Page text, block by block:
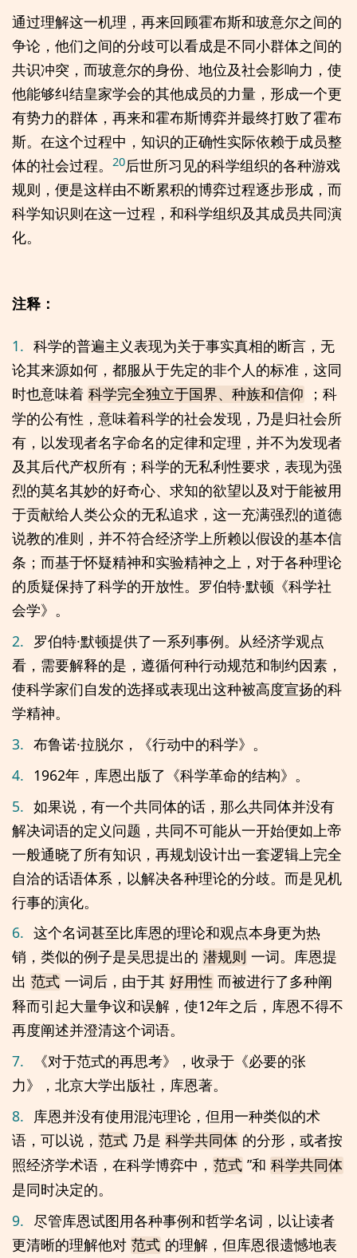
通过理解这一机理，再来回顾霍布斯和玻意尔之间的
争论，他们之间的分歧可以看成是不同小群体之间的
共识冲突，而玻意尔的身份、地位及社会影响力，使
他能够纠结皇家学会的其他成员的力量，形成一个更
有势力的群体，再来和霍布斯博弈并最终打败了霍布
斯。在这个过程中，知识的正确性实际依赖于成员整
体的社会过程。
20后世所习见的科学组织的各种游戏
规则，便是这样由不断累积的博弈过程逐步形成，而
科学知识则在这一过程，和科学组织及其成员共同演
化。
注释：
1. 科学的普遍主义表现为关于事实真相的断言，无
论其来源如何，都服从于先定的非个人的标准，这同
时也意味着 科学完全独立于国界、种族和信仰
；科
学的公有性，意味着科学的社会发现，乃是归社会所
有，以发现者名字命名的定律和定理，并不为发现者
及其后代产权所有；科学的无私利性要求，表现为强
烈的莫名其妙的好奇心、求知的欲望以及对于能被用
于贡献给人类公众的无私追求，这一充满强烈的道德
说教的准则，并不符合经济学上所赖以假设的基本信
条；而基于怀疑精神和实验精神之上，对于各种理论
的质疑保持了科学的开放性。罗伯特·默顿《科学社
会学》。
2. 罗伯特·默顿提供了一系列事例。从经济学观点
看，需要解释的是，遵循何种行动规范和制约因素，
使科学家们自发的选择或表现出这种被高度宣扬的科
学精神。
3. 布鲁诺·拉脱尔，《行动中的科学》。
4. 1962年，库恩出版了《科学革命的结构》。
5. 如果说，有一个共同体的话，那么共同体并没有
解决词语的定义问题，共同不可能从一开始便如上帝
一般通晓了所有知识，再规划设计出一套逻辑上完全
自洽的话语体系，以解决各种理论的分歧。而是见机
行事的演化。
6. 这个名词甚至比库恩的理论和观点本身更为热
销，类似的例子是吴思提出的 潜规则 一词。库恩提
出 范式 一词后，由于其 好用性 而被进行了多种阐
释而引起大量争议和误解，使12年之后，库恩不得不
再度阐述并澄清这个词语。
7.
《对于范式的再思考》，收录于《必要的张
力》，北京大学出版社，库恩著。
8.
库恩并没有使用混沌理论，但用一种类似的术
语，可以说， 范式 乃是 科学共同体 的分形，或者按
照经济学术语，在科学博弈中， 范式 ”和 科学共同体
是同时决定的。
9. 尽管库恩试图用各种事例和哲学名词，以让读者
更清晰的理解他对 范式 的理解，但库恩很遗憾地表